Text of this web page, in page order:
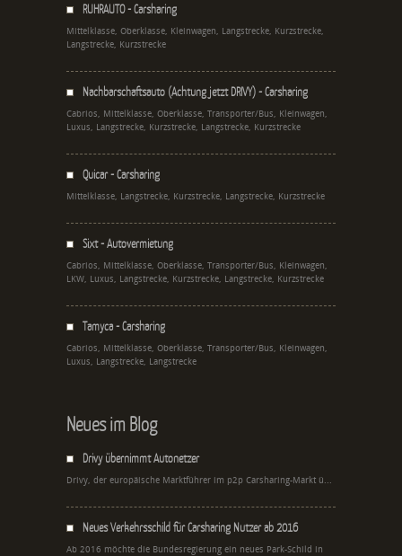
RUHRAUTO - Carsharing
Mittelklasse, Oberklasse, Kleinwagen, Langstrecke, Kurzstrecke,
Langstrecke, Kurzstrecke
Nachbarschaftsauto (Achtung jetzt DRIVY) - Carsharing
Cabrios, Mittelklasse, Oberklasse, Transporter/Bus, Kleinwagen,
Luxus, Langstrecke, Kurzstrecke, Langstrecke, Kurzstrecke
Quicar - Carsharing
Mittelklasse, Langstrecke, Kurzstrecke, Langstrecke, Kurzstrecke
Sixt - Autovermietung
Cabrios, Mittelklasse, Oberklasse, Transporter/Bus, Kleinwagen,
LKW, Luxus, Langstrecke, Kurzstrecke, Langstrecke, Kurzstrecke
Tamyca - Carsharing
Cabrios, Mittelklasse, Oberklasse, Transporter/Bus, Kleinwagen,
Luxus, Langstrecke, Langstrecke
Neues im Blog
Drivy übernimmt Autonetzer
Drivy, der europäische Marktführer im p2p Carsharing-Markt ü...
Neues Verkehrsschild für Carsharing Nutzer ab 2016
Ab 2016 möchte die Bundesregierung ein neues Park-Schild in